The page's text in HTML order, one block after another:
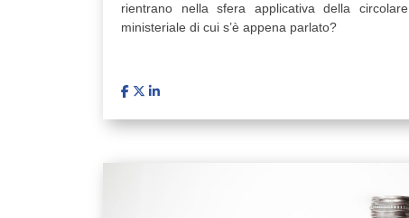
rientrano nella sfera applicativa della circolare
ministeriale di cui s’è appena parlato?